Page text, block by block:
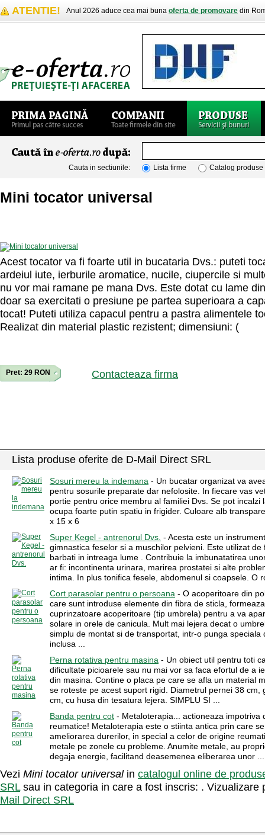
ATENTIE! Anul 2026 aduce cea mai buna oferta de promovare din
Cauta in sectiunile: Lista firme Catalog produse
Mini tocator universal
Acest tocator va fi foarte util in bucataria Dvs.: puteti
ardeiul iute, ierburile aromatice, nucile, ciupercile si
nu vor mai ramane pe mana Dvs. Este dotat cu lame
doar sa exercitati o presiune pe partea superioara a
tocat! Puteti utiliza capacul pentru a pastra alimentele
Realizat din material plastic rezistent; dimensiuni: (
Pret: 29 RON Contacteaza firma
Lista produse oferite de D-Mail Direct SRL
Sosuri mereu la indemana - Un bucatar organizat va
pentru sosurile preparate dar nefolosite. In fiecare vas
portie pentru orice membru al familiei Dvs. Se pot incalzi
ocupa foarte putin spatiu in frigider. Culoare alb
x 15 x 6
Super Kegel - antrenorul Dvs. - Acesta este un
gimnastica feselor si a muschilor pelvieni. Este utilizat de
barbati in intreaga lume . Contribuie la imbunatatirea
ar fi: incontinenta urinara, marirea prostatei si alte
intima. In plus tonifica fesele, abdomenul si coapsele. O
Cort parasolar pentru o persoana - O acoperitoare din
care sunt introduse elemente din fibra de sticla,
cuprinzatoare acoperitoare (tip umbrela) pentru a va
solare in orele de canicula. Mult mai lejera decat o
simplu de montat si de transportat, intr-o punga speciala
inclusa ...
Perna rotativa pentru masina - Un obiect util pentru toti
dificultate picioarele sau nu mai vor sa faca efortul de a
din masina. Contine o placa pe care se afla un material
se roteste pe acest suport rigid. Diametrul pernei 38 cm,
cm, cu husa din tesatura lejera. SIMPLU SI ...
Banda pentru cot - Metaloterapia... actioneaza impotriva
reumatice! Metaloterapia este o stiinta antica prin care
ameliorarea durerilor, in special a celor de origine
metale pe zonele cu probleme. Anumite metale, au
degaja energie, facilitand deasemenea eliberarea unor ...
Vezi Mini tocator universalin catalogul online de
SRLsau in categoria in care a fost inscris: . Vizualizare
Mail Direct SRL